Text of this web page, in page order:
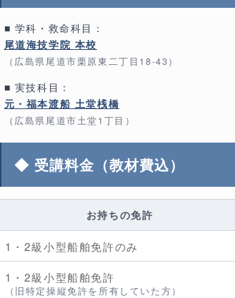
■ 学科・救命科目：
尾道海技学院 本校
（広島県尾道市栗原東二丁目18-43）
■ 実技科目：
元・福本渡船 土堂桟橋
（広島県尾道市土堂1丁目）
◆ 受講料金（教材費込）
お持ちの免許
1・2級小型船舶免許のみ
1・2級小型船舶免許
（旧特定操縦免許を所有していた方）